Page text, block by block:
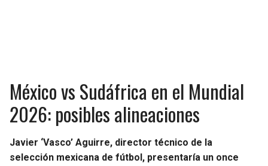
México vs Sudáfrica en el Mundial
2026: posibles alineaciones
Javier ‘Vasco’ Aguirre, director técnico de la
selección mexicana de fútbol, presentaría un once